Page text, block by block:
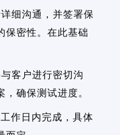
细沟通，并签署保
保密性。在此基础
客户进行密切沟
确保测试进度。
作日内完成，具体